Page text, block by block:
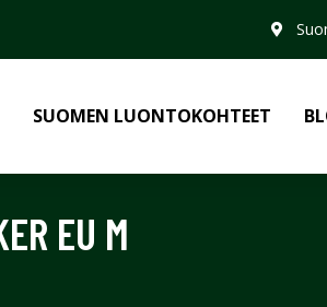
SUOMEN LUONTOKOHTEET
EU M